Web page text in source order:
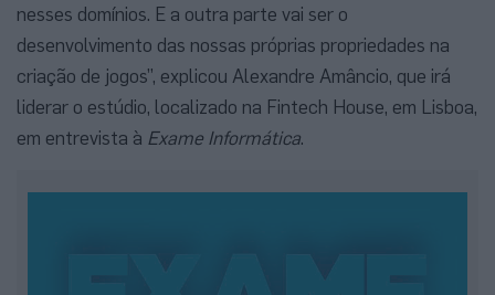
nesses domínios. E a outra parte vai ser o
desenvolvimento das nossas próprias propriedades na
criação de jogos”, explicou Alexandre Amâncio, que irá
liderar o estúdio, localizado na Fintech House, em Lisboa,
em entrevista à Exame Informática.